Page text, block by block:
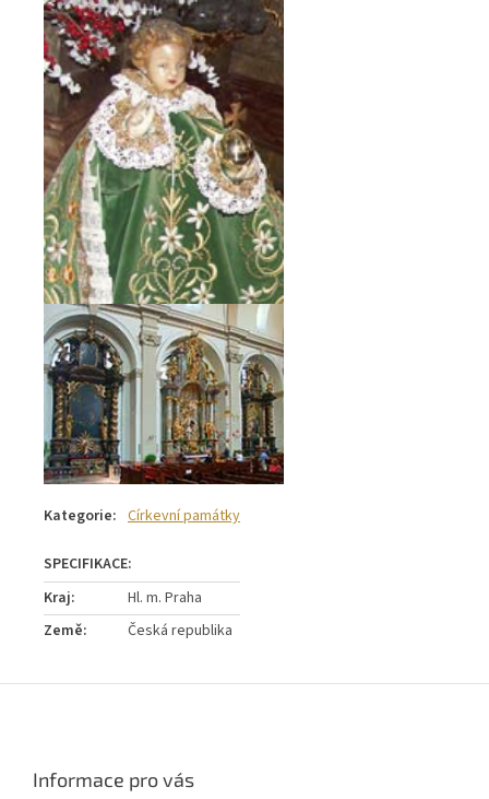
Kategorie: Církevní památky
Kraj:
Hl. m. Praha
Země: Česká republika
Informace pro vás